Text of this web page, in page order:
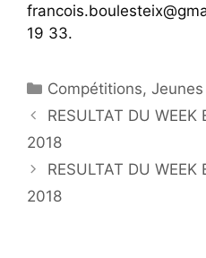
19 33.
Catégories
Compétitions,Jeunes
RESULTAT DU WEEK
2018
RESULTAT DU WEEK
2018